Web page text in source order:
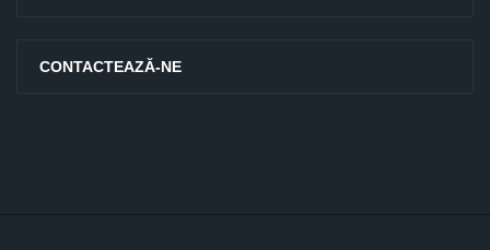
CONTACTEAZĂ-NE